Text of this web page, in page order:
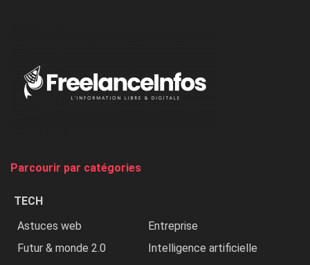
Nigeria,
Parcourir par catégories
TECH
Astuces web
Entreprise
Futur & monde 2.0
Intelligence artificielle